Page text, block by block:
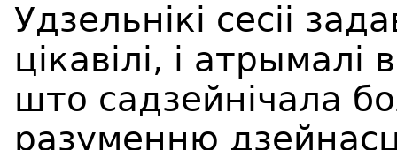
Удзельнікі сесіі
цікавілі, і
што садзейнічала
разуменню